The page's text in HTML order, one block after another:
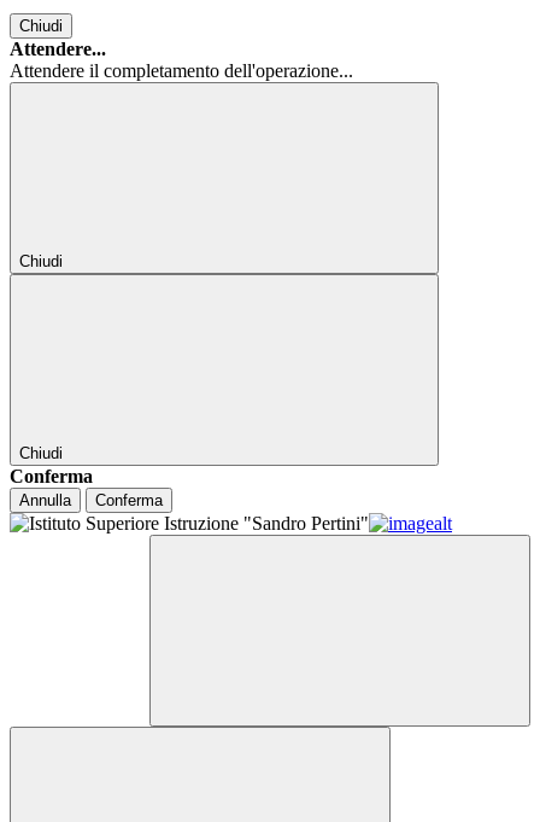
Chiudi
Attendere...
Attendere il completamento dell'operazione...
Chiudi
Chiudi
Conferma
Annulla Conferma